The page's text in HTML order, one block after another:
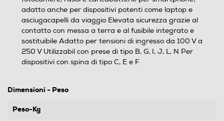
adatto anche per dispositivi potenti come laptop e
asciugacapelli da viaggio Elevata sicurezza grazie al
contatto con messa a terra e al fusibile integrato e
sostituibile Adatto per tensioni di ingresso da 100 V a
250 V Utilizzabil con prese di tipo B, G, I, J, L, N Per
dispositivi con spina di tipo C, E e F
Dimensioni - Peso
Peso-Kg